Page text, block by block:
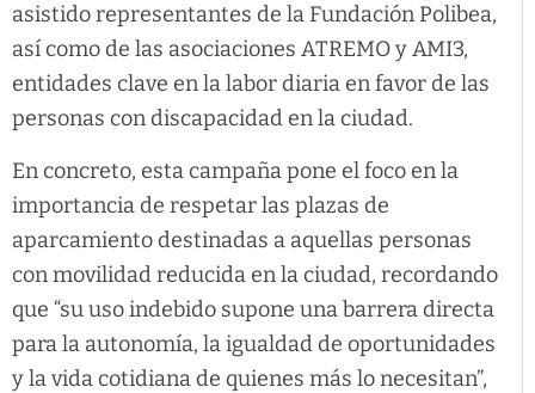
asistido representantes de la Fundación Polibea,
así como de las asociaciones ATREMO y AMI3,
entidades clave en la labor diaria en favor de las
personas con discapacidad en la ciudad.
En concreto, esta campaña pone el foco en la
importancia de respetar las plazas de
aparcamiento destinadas a aquellas personas
con movilidad reducida en la ciudad, recordando
que “su uso indebido supone una barrera directa
para la autonomía, la igualdad de oportunidades
y la vida cotidiana de quienes más lo necesitan”,